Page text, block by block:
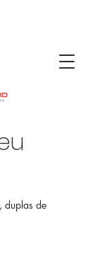
duplas de